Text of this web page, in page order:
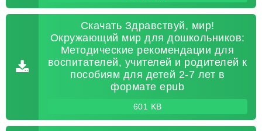
Скачать Здравствуй, мир!
Окружающий мир для дошкольников:
Методические рекомендации для
воспитателей, учителей и родителей к
пособиям для детей 2-7 лет в
формате epub
601 KB